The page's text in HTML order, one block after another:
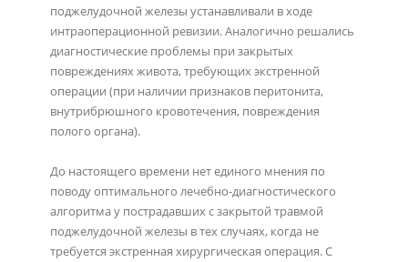
поджелудочной железы устанавливали в ходе
интраоперационной ревизии. Аналогично решались
диагностические проблемы при закрытых
повреждениях живота, требующих экстренной
операции (при наличии признаков перитонита,
внутрибрюшного кровотечения, повреждения
полого органа).
До настоящего времени нет единого мнения по
поводу оптимального лечебно-диагностического
алгоритма у пострадавших с закрытой травмой
поджелудочной железы в тех случаях, когда не
требуется экстренная хирургическая операция. С